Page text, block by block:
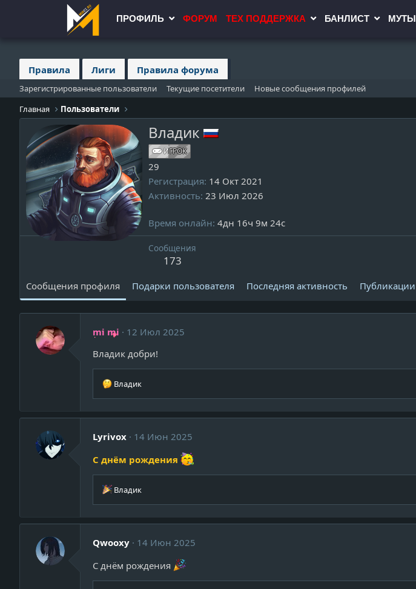
ПРОФИЛЬ ФОРУМ ТЕХ ПОДДЕРЖКА БАНЛИСТ МУТЫ
Правила Лиги Правила форума
Зарегистрированные пользователи Текущие посетители
Новые сообщения профилей
Главная
Пользователи
Владик
ИГРОК
29
Регистрация 14 Окт 2021
Активность 23 Июл 2026
Время онлайн 4дн 16ч 9м 24с
Сообщения
173
Сообщения профиля Подарки пользователя Последняя активность Публикации
mi mi
12 Июл 2025
Владик добри!
Р
к
и
:
Владик
Lyrivox
14 Июн 2025
С днём рождения
Р
к
и
:
Владик
Qwooxy
14 Июн 2025
С днём рождения